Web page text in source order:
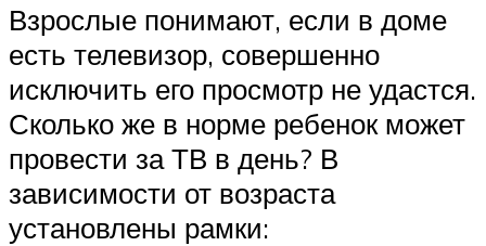
Взрослые понимают, если в доме
есть телевизор, совершенно
исключить его просмотр не удастся.
Сколько же в норме ребенок может
провести за ТВ в день? В
зависимости от возраста
установлены рамки: